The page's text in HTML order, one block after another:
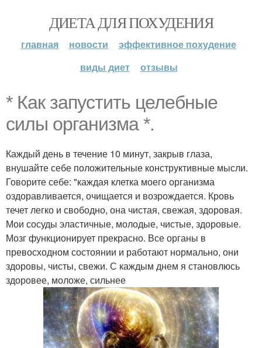
ДИЕТА ДЛЯ ПОХУДЕНИЯ
главная новости
эффективное похудение
виды диет
отзывы
* Как запустить целебные
силы организма *.
Каждый день в течение 10 минут, закрыв глаза,
внушайте себе положительные конструктивные мысли.
Говорите себе: "каждая клетка моего организма
оздоравливается, очищается и возрождается. Кровь
течет легко и свободно, она чистая, свежая, здоровая.
Мои сосуды эластичные, молодые, чистые, здоровые.
Мозг функционирует прекрасно. Все органы в
превосходном состоянии и работают нормально, они
здоровы, чисты, свежи. С каждым днем я становлюсь
здоровее, моложе, сильнее